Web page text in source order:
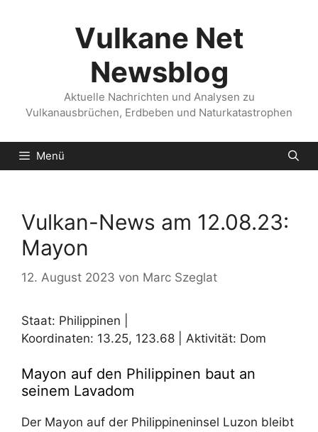
Vulkane Net
Newsblog
Aktuelle Nachrichten und Analysen zu
Vulkanausbrüchen, Erdbeben und Naturkatastrophen
Menü
Vulkan-News am 12.08.23:
Mayon
12. August 2023 von Marc Szeglat
Staat: Philippinen |
Koordinaten: 13.25, 123.68 | Aktivität: Dom
Mayon auf den Philippinen baut an
seinem Lavadom
Der Mayon auf der Philippineninsel Luzon bleibt